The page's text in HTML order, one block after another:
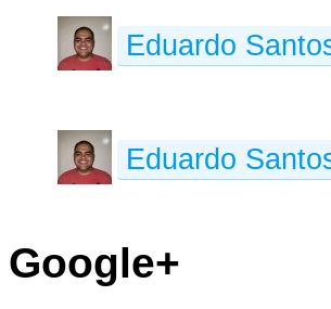
Eduardo
Eduardo
Google+